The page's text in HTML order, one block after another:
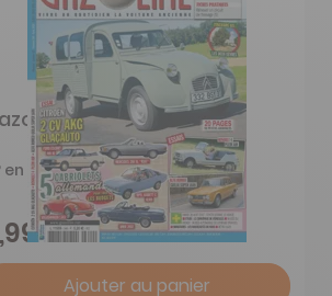
en cours
€
Ajouter au panier